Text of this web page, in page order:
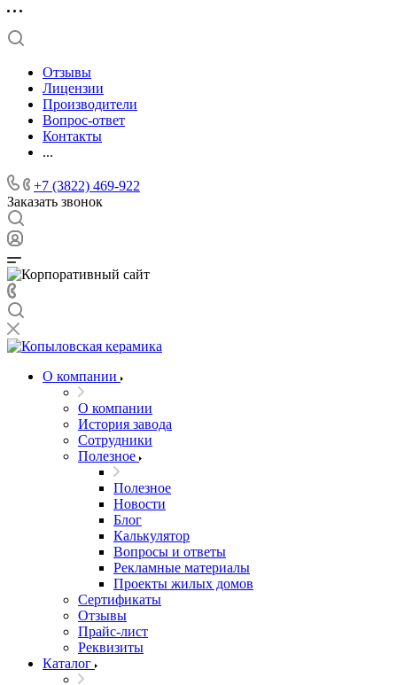
Отзывы
Лицензии
Производители
Вопрос-ответ
Контакты
...
+7 (3822) 469-922
Заказать звонок
О компании
О компании
История завода
Сотрудники
Полезное
Полезное
Новости
Блог
Калькулятор
Вопросы и ответы
Рекламные материалы
Проекты жилых домов
Сертификаты
Отзывы
Прайс-лист
Реквизиты
Каталог